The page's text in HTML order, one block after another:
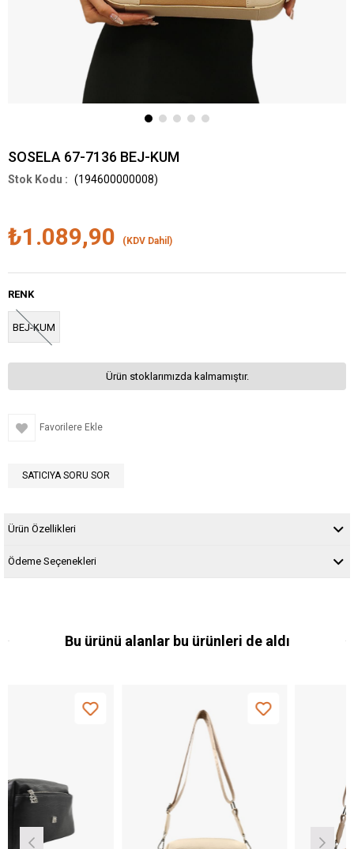
SOSELA 67-7136 BEJ-KUM
(194600000008)
₺1.089,90 (KDV Dahil)
RENK
BEJ-KUM
Ürün stoklarımızda kalmamıştır.
Favorilere Ekle
SATICIYA SORU SOR
Ürün Özellikleri
Ödeme Seçenekleri
Bu ürünü alanlar bu ürünleri de aldı